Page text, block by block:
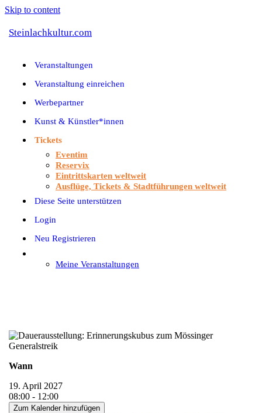
Skip to content
Steinlachkultur.com
Veranstaltungen
Veranstaltung einreichen
Werbepartner
Kunst & Künstler*innen
Tickets
Eventim
Reservix
Eintrittskarten weltweit
Ausflüge, Tickets & Stadtführungen weltweit
Diese Seite unterstützen
Login
Neu Registrieren
Meine Veranstaltungen
Wann
19. April 2027
08:00 - 12:00
Zum Kalender hinzufügen